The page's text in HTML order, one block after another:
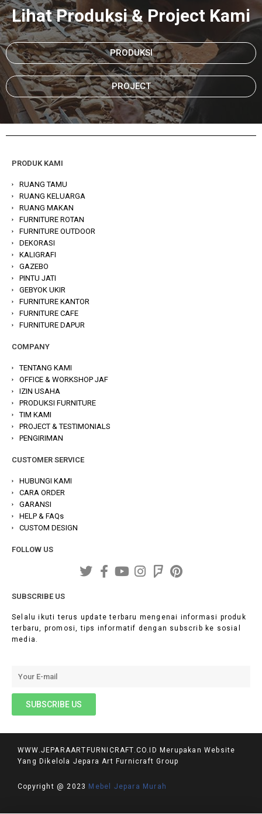
Lihat Produksi & Project Kami
PRODUKSI
PROJECT
PRODUK KAMI
RUANG TAMU
RUANG KELUARGA
RUANG MAKAN
FURNITURE ROTAN
FURNITURE OUTDOOR
DEKORASI
KALIGRAFI
GAZEBO
PINTU JATI
GEBYOK UKIR
FURNITURE KANTOR
FURNITURE CAFE
FURNITURE DAPUR
COMPANY
TENTANG KAMI
OFFICE & WORKSHOP JAF
IZIN USAHA
PRODUKSI FURNITURE
TIM KAMI
PROJECT & TESTIMONIALS
PENGIRIMAN
CUSTOMER SERVICE
HUBUNGI KAMI
CARA ORDER
GARANSI
HELP & FAQs
CUSTOM DESIGN
FOLLOW US
SUBSCRIBE US
Selalu ikuti terus update terbaru mengenai informasi produk
terbaru, promosi, tips informatif dengan subscrib ke sosial
media.
WWW.JEPARAARTFURNICRAFT.CO.ID Merupakan Website
Yang Dikelola Jepara Art Furnicraft Group
Copyright @ 2023 Mebel Jepara Murah